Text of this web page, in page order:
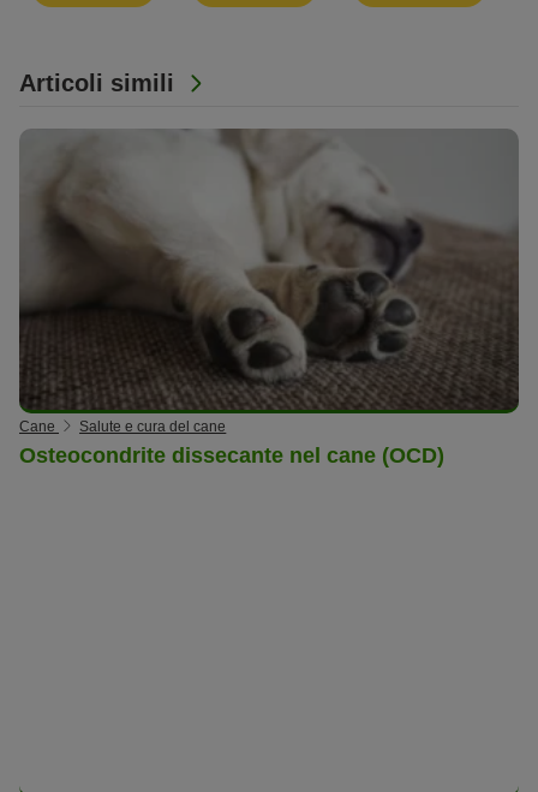
Articoli simili
Cane Salute e cura del cane
Osteocondrite dissecante nel cane (OCD)